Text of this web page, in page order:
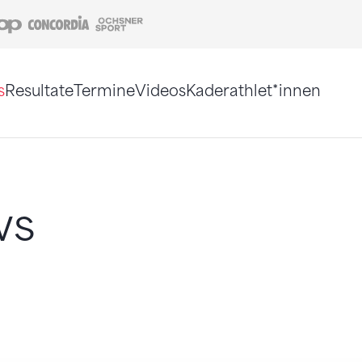
Coop Concordia
ResultateTermineVideosKaderathlet*innen